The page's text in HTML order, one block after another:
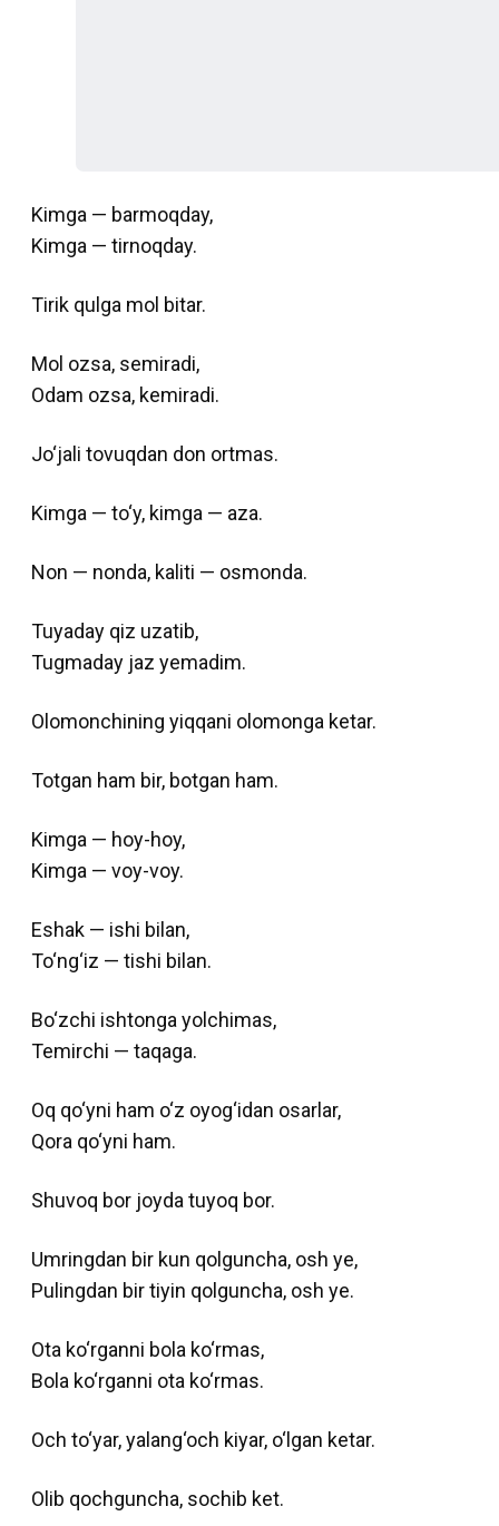
Kimga — barmoqday,
Kimga — tirnoqday.
Tirik qulga mol bitar.
Mol ozsa, semiradi,
Odam ozsa, kemiradi.
Jo‘jali tovuqdan don ortmas.
Kimga — to‘y, kimga — aza.
Non — nonda, kaliti — osmonda.
Tuyaday qiz uzatib,
Tugmaday jaz yemadim.
Olomonchining yiqqani olomonga ketar.
Totgan ham bir, botgan ham.
Kimga — hoy-hoy,
Kimga — voy-voy.
Eshak — ishi bilan,
To‘ng‘iz — tishi bilan.
Bo‘zchi ishtonga yolchimas,
Temirchi — taqaga.
Oq qo‘yni ham o‘z oyog‘idan osarlar,
Qora qo‘yni ham.
Shuvoq bor joyda tuyoq bor.
Umringdan bir kun qolguncha, osh ye,
Pulingdan bir tiyin qolguncha, osh ye.
Ota ko‘rganni bola ko‘rmas,
Bola ko‘rganni ota ko‘rmas.
Och to‘yar, yalang‘och kiyar, o‘lgan ketar.
Olib qochguncha, sochib ket.